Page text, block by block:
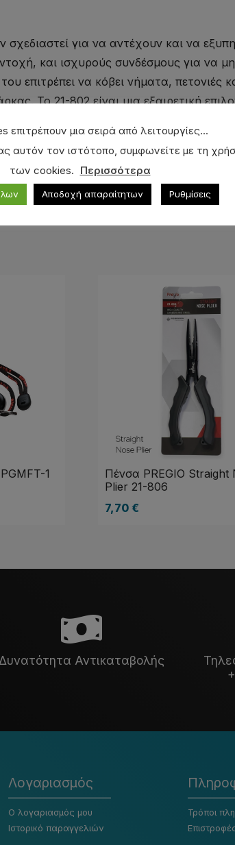
σχεδιαστεί για να αντέχουν και να
και ισχυρούς συνδέσμους για να
επιτρέπει να κόβει νήματα, πετονιές
Το 21-802 είναι μια εξαιρετική
ψάρια και ανοίγει κάθε split ring.
νήμα και ανοίγει λιλιπούτια
1
Πένσα PREGIO Straight
Plier 21-806
7,70 €
Δυνατότητα Αντικαταβολής
Λογαριασμός
Ο λογαριασμός μου
Ιστορικό παραγγελιών
Τρόποι
επιτρέπουν μια σειρά από λειτουργίες...
αυτόν τον ιστότοπο, συμφωνείτε με τη
των cookies. Περισσότερα
Αποδοχή απαραίτητων Ρυθμίσεις